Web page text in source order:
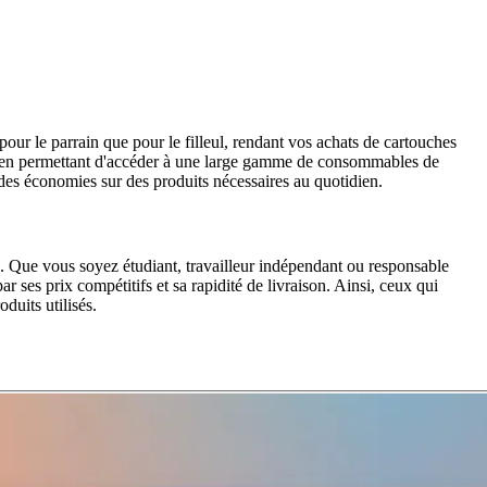
le parrain que pour le filleul, rendant vos achats de cartouches
permettant d'accéder à une large gamme de consommables de
économies sur des produits nécessaires au quotidien.
vous soyez étudiant, travailleur indépendant ou responsable
ses prix compétitifs et sa rapidité de livraison. Ainsi, ceux qui
utilisés.